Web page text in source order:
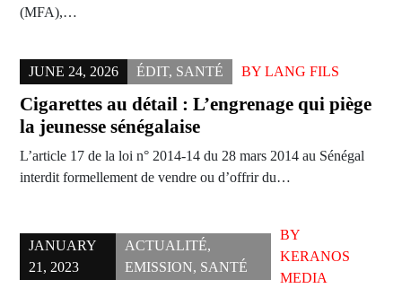
(MFA),…
JUNE 24, 2026 ÉDIT, SANTÉ BY LANG FILS
Cigarettes au détail : L’engrenage qui piège
la jeunesse sénégalaise
L’article 17 de la loi n° 2014-14 du 28 mars 2014 au Sénégal
interdit formellement de vendre ou d’offrir du…
JANUARY
21, 2023
ACTUALITÉ,
EMISSION, SANTÉ
BY
KERANOS
MEDIA